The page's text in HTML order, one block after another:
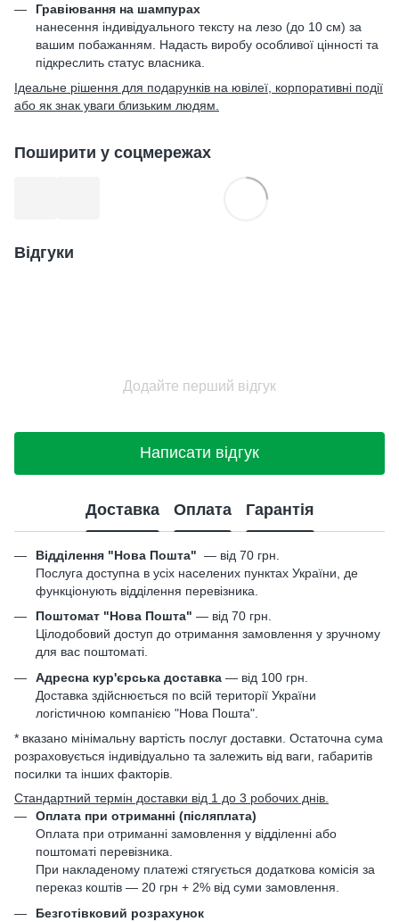
Гравіювання на шампурах
нанесення індивідуального тексту на лезо (до 10 см) за
вашим побажанням. Надасть виробу особливої цінності та
підкреслить статус власника.
Ідеальне рішення для подарунків на ювілеї, корпоративні події
або як знак уваги близьким людям.
Поширити у соцмережах
Відгуки
Додайте перший відгук
Написати відгук
Доставка Оплата Гарантія
Відділення "Нова Пошта" — від 70 грн.
Послуга доступна в усіх населених пунктах України, де
функціонують відділення перевізника.
Поштомат "Нова Пошта" — від 70 грн.
Цілодобовий доступ до отримання замовлення у зручному
для вас поштоматі.
Адресна кур'єрська доставка — від 100 грн.
Доставка здійснюється по всій території України
логістичною компанією "Нова Пошта".
* вказано мінімальну вартість послуг доставки. Остаточна сума
розраховується індивідуально та залежить від ваги, габаритів
посилки та інших факторів.
Стандартний термін доставки від 1 до 3 робочих днів.
Оплата при отриманні (післяплата)
Оплата при отриманні замовлення у відділенні або
поштоматі перевізника.
При накладеному платежі стягується додаткова комісія за
переказ коштів — 20 грн + 2% від суми замовлення.
Безготівковий розрахунок